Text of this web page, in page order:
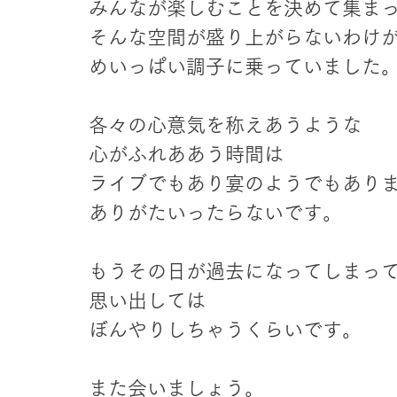
みんなが楽しむことを決めて集ま
そんな空間が盛り上がらないわけ
めいっぱい調子に乗っていました。
各々の心意気を称えあうような
心がふれああう時間は
ライブでもあり宴のようでもあり
ありがたいったらないです。
もうその日が過去になってしまって
思い出しては
ぼんやりしちゃうくらいです。
また会いましょう。